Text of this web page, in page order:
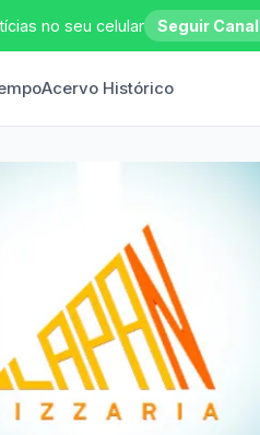
no seu celular Seguir Canal
Acervo Histórico